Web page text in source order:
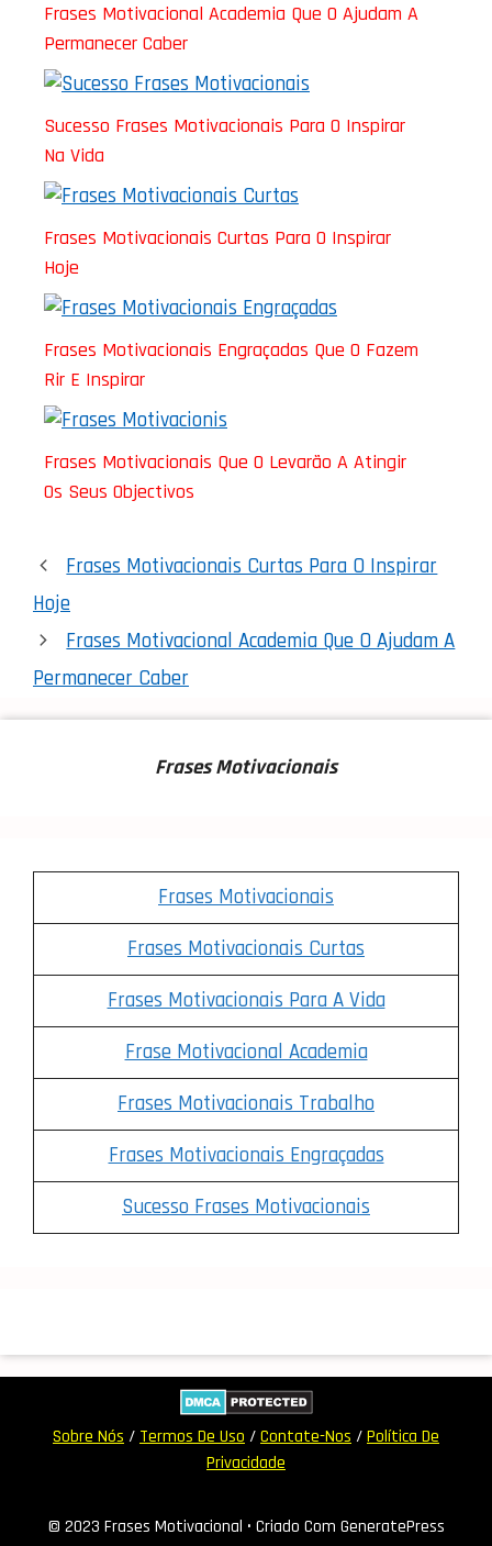
Frases Motivacional Academia Que O Ajudam A
Permanecer Caber
Sucesso Frases Motivacionais Para O Inspirar
Na Vida
Frases Motivacionais Curtas Para O Inspirar
Hoje
Frases Motivacionais Engraçadas Que O Fazem
Rir E Inspirar
Frases Motivacionais Que O Levarão A Atingir
Os Seus Objectivos
Frases Motivacionais Curtas Para O Inspirar
Hoje
Frases Motivacional Academia Que O Ajudam A
Permanecer Caber
FRases Motivacionais
Frases Motivacionais
Frases Motivacionais Curtas
Frases Motivacionais Para A Vida
Frase Motivacional Academia
Frases Motivacionais Trabalho
Frases Motivacionais Engraçadas
Sucesso Frases Motivacionais
Sobre Nós /Termos De Uso /Contate-Nos /Política De
Privacidade
© 2023 Frases Motivacional • Criado Com GeneratePress